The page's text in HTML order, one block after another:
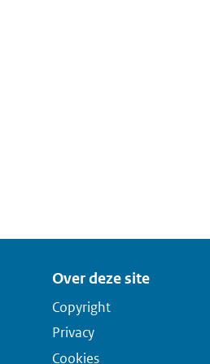
Over deze site
Copyright
Privacy
Cookies